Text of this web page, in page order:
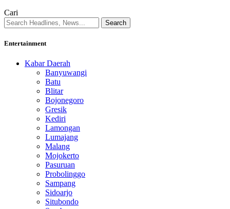
Cari
Entertainment
Kabar Daerah
Banyuwangi
Batu
Blitar
Bojonegoro
Gresik
Kediri
Lamongan
Lumajang
Malang
Mojokerto
Pasuruan
Probolinggo
Sampang
Sidoarjo
Situbondo